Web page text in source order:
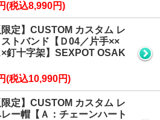
(税込8,990円)
限定】CUSTOM カスタム レ
トバンド【Ｄ04／片手××
釘十字架】SEXPOT OSAK
(税込10,990円)
限定】CUSTOM カスタム レ
ー帽【Ａ：チェーンハート